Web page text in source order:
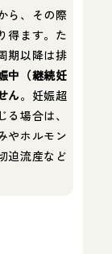
ら、その際
得ます。た
期以降は排
中（継続妊
ん。妊娠超
場合は、
やホルモン
迫流産など